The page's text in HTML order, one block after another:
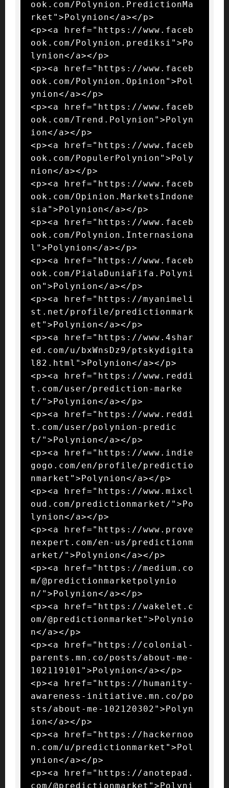
ook.com/Polynion.PredictionMa
rket">Polynion</a></p>
<p><a href="https://www.faceb
ook.com/Polynion.prediksi">Po
lynion</a></p>
<p><a href="https://www.faceb
ook.com/Polynion.Opinion">Pol
ynion</a></p>
<p><a href="https://www.faceb
ook.com/Trend.Polynion">Polyn
ion</a></p>
<p><a href="https://www.faceb
ook.com/PopulerPolynion">Poly
nion</a></p>
<p><a href="https://www.faceb
ook.com/Opinion.MarketsIndone
sia">Polynion</a></p>
<p><a href="https://www.faceb
ook.com/Polynion.Internasiona
l">Polynion</a></p>
<p><a href="https://www.faceb
ook.com/PialaDuniaFifa.Polyni
on">Polynion</a></p>
<p><a href="https://myanimeli
st.net/profile/predictionmark
et">Polynion</a></p>
<p><a href="https://www.4shar
ed.com/u/bxWnsDz9/ptskydigita
l82.html">Polynion</a></p>
<p><a href="https://www.reddi
t.com/user/prediction-marke
t/">Polynion</a></p>
<p><a href="https://www.reddi
t.com/user/polynion-predic
t/">Polynion</a></p>
<p><a href="https://www.indie
gogo.com/en/profile/predictio
nmarket">Polynion</a></p>
<p><a href="https://www.mixcl
oud.com/predictionmarket/">Po
lynion</a></p>
<p><a href="https://www.prove
nexpert.com/en-us/predictionm
arket/">Polynion</a></p>
<p><a href="https://medium.co
m/@predictionmarketpolynio
n/">Polynion</a></p>
<p><a href="https://wakelet.c
om/@predictionmarket">Polynio
n</a></p>
<p><a href="https://colonial-
parents.mn.co/posts/about-me-
102119101">Polynion</a></p>
<p><a href="https://humanity-
awareness-initiative.mn.co/po
sts/about-me-102120302">Polyn
ion</a></p>
<p><a href="https://hackernoo
n.com/u/predictionmarket">Pol
ynion</a></p>
<p><a href="https://anotepad.
com/@predictionmarket">Polyni